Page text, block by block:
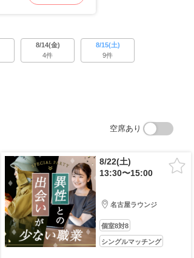
8/14(金)
4件
8/15(土)
9件
空席あり
8/22(土)
13:30〜15:00
名古屋ラウンジ
個室8対8
シングルマッチング